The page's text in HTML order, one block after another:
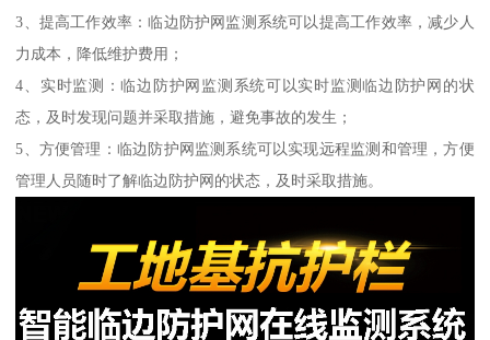
3、提高工作效率：临边防护网监测系统可以提高工作效率，减少人
力成本，降低维护费用；
4、实时监测：临边防护网监测系统可以实时监测临边防护网的状
态，及时发现问题并采取措施，避免事故的发生；
5、方便管理：临边防护网监测系统可以实现远程监测和管理，方便
管理人员随时了解临边防护网的状态，及时采取措施。